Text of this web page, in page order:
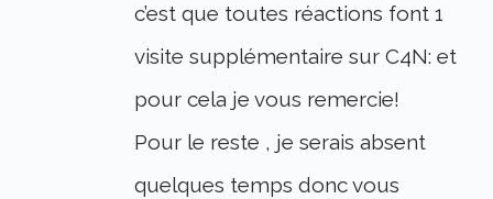
c’est que toutes réactions font 1
visite supplémentaire sur C4N: et
pour cela je vous remercie!
Pour le reste , je serais absent
quelques temps donc vous